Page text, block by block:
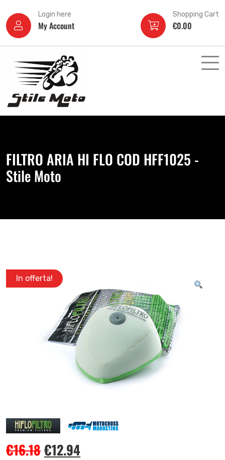
Login here
My Account
Shopping Cart
€0.00
FILTRO ARIA HI FLO COD HFF1025 -
Stile Moto
In offerta!
€16.18€12.94